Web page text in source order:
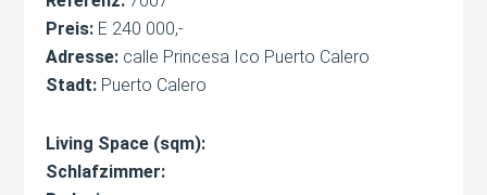
Preis: E 240 000,-
Adresse: calle Princesa Ico Puerto Calero
Stadt: Puerto Calero
Living Space (sqm):
Schlafzimmer: